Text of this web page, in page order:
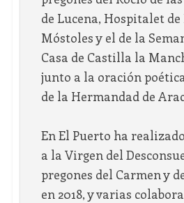
de Lucena, Hospitalet
Móstoles y el de la
Casa de Castilla la
junto a la oración
de la Hermandad de
En El Puerto ha
a la Virgen del
pregones del Carmen y
en 2018, y varias